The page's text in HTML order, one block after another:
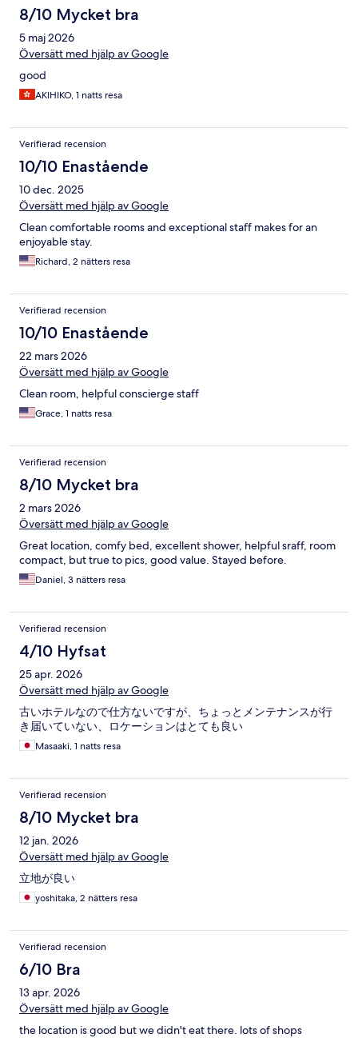
8/10 Mycket bra
5 maj 2026
Översätt med hjälp av Google
good
AKIHIKO, 1 natts resa
Verifierad recension
10/10 Enastående
10 dec. 2025
Översätt med hjälp av Google
Clean comfortable rooms and exceptional staff makes for an
enjoyable stay.
Richard, 2 nätters resa
Verifierad recension
10/10 Enastående
22 mars 2026
Översätt med hjälp av Google
Clean room, helpful conscierge staff
Grace, 1 natts resa
Verifierad recension
8/10 Mycket bra
2 mars 2026
Översätt med hjälp av Google
Great location, comfy bed, excellent shower, helpful sraff, room
compact, but true to pics, good value. Stayed before.
Daniel, 3 nätters resa
Verifierad recension
4/10 Hyfsat
25 apr. 2026
Översätt med hjälp av Google
古いホテルなので仕方ないですが、ちょっとメンテナンスが行
き届いていない、ロケーションはとても良い
Masaaki, 1 natts resa
Verifierad recension
8/10 Mycket bra
12 jan. 2026
Översätt med hjälp av Google
立地が良い
yoshitaka, 2 nätters resa
Verifierad recension
6/10 Bra
13 apr. 2026
Översätt med hjälp av Google
the location is good but we didn't eat there. lots of shops